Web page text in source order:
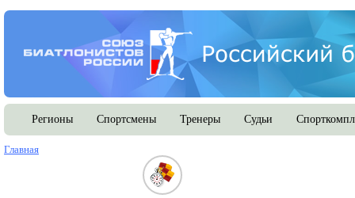
Регионы Спортсмены Тренеры Судьи
Главная